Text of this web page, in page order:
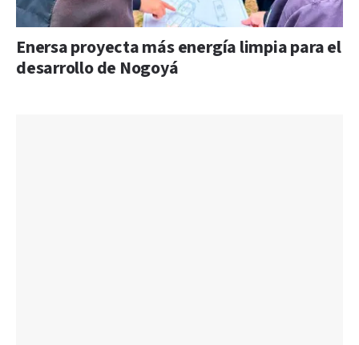
Enersa proyecta más energía limpia para el
desarrollo de Nogoyá